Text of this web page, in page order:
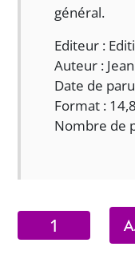
général.
Editeur :
Auteur :
Date de
Format :
Nombre de
quantité
de